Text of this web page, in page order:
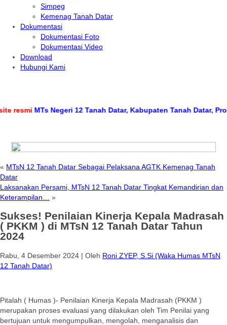
Simpeg
Kemenag Tanah Datar
Dokumentasi
Dokumentasi Foto
Dokumentasi Video
Download
Hubungi Kami
MTs Negeri 12 Tanah Datar, Kabupaten Tanah Datar, Provinsi
« MTsN 12 Tanah Datar Sebagai Pelaksana AGTK Kemenag Tanah
Datar
Laksanakan Persami, MTsN 12 Tanah Datar Tingkat Kemandirian dan
Keterampilan…
»
Sukses! Penilaian Kinerja Kepala Madrasah
( PKKM ) di MTsN 12 Tanah Datar Tahun
2024
Rabu, 4 Desember 2024 | Oleh Roni ZYEP, S.Si (Waka Humas MTsN
12 Tanah Datar)
Pitalah ( Humas )- Penilaian Kinerja Kepala Madrasah (PKKM )
merupakan proses evaluasi yang dilakukan oleh Tim Penilai yang
bertujuan untuk mengumpulkan, mengolah, menganalisis dan